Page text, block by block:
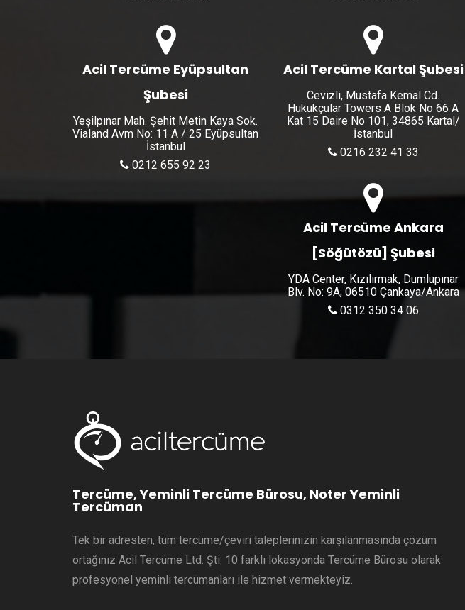
Acil Tercüme Eyüpsultan
Şubesi
Yeşilpınar Mah. Şehit Metin Kaya Sok.
Vialand Avm No: 11 A / 25 Eyüpsultan
İstanbul
0212 655 92 23
Acil Tercüme Kartal Şubesi
Cevizli, Mustafa Kemal Cd.
Hukukçular Towers A Blok No 66 A
Kat 15 Daire No 101, 34865 Kartal/
İstanbul
0216 232 41 33
Acil Tercüme Ankara
[Söğütözü] Şubesi
YDA Center, Kızılırmak, Dumlupınar
Blv. No: 9A, 06510 Çankaya/Ankara
0312 350 34 06
Tercüme, Yeminli Tercüme Bürosu, Noter Yeminli
Tercüman
Tek bir adresten, tüm tercüme/çeviri taleplerinizin karşılanmasında çözüm
ortağınız Acil Tercüme Ltd. Şti. 10 farklı lokasyonda Tercüme Bürosu olarak
profesyonel yeminli tercümanları ile hizmet vermekteyiz.